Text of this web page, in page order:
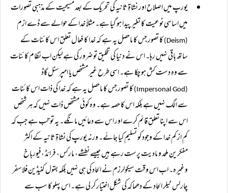
یورپ میں اصلاح اور نشاۃِ ثانیہ کی تحریک کے بعد مسیحیت کے مذہبی تصورات
میں اساسی نوعیت کا تغیر پیدا ہو گیا ہے۔ مثلاً‌ خدا کے حوالے سے ڈے ازم
(Deism)
کا تصور جس کا ماحصل یہ ہے کہ خدا کا فعال تعلق اس کائنات کے
ساتھ باقی نہیں رہا۔ اس نے دنیا کی تخلیق تو ضرور کی ہے لیکن اب نظام کائنات
سے وہ دست کش ہو چکا ہے۔ اسی طرح غیر مشخص یا امپرسنل گاڈ
(Impersonal God)
کا تصور جس کا ماحصل یہ ہے کہ خدا کی ذات اس کائنات
سے الگ نہیں ہے بلکہ اس کا حصہ ہے۔ وہ کوئی مشخص ذات نہیں کہ ہر شخص
اس سے اپنا تعلق قائم کرے اور اس سے دعائیں مانگے۔ یہ تو تب ہے جب کہ
کم از کم خدا کے وجود کو تسلیم کیا جائے۔ ورنہ یورپ کی نشاۃِ ثانیہ کے اکثر
مفکرین ملحد و مادیت پرست رہے ہیں جیسے نطشے، مارکس، فرائڈ ،فیورباخ
وغیرہ۔ اب اس وقت سیکولرزم نے الحاد کی ہی نہیں بلکہ بقول کنیڈین فلاسفر
چارلس ٹیلر الحاد کے دھماکہ کی شکل اختیار کر لی ہے۔ اس پہلو کا سب سے